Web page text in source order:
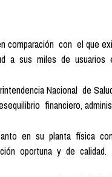
comparación con el
a sus miles de
Nacional de
financiero,
en su planta física
oportuna y de calidad.